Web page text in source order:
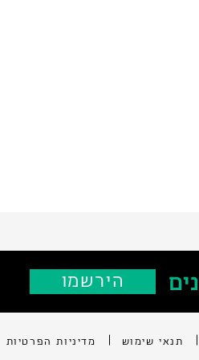
‫הירשמו
תנאי שימוש מדיניות הפרטיות